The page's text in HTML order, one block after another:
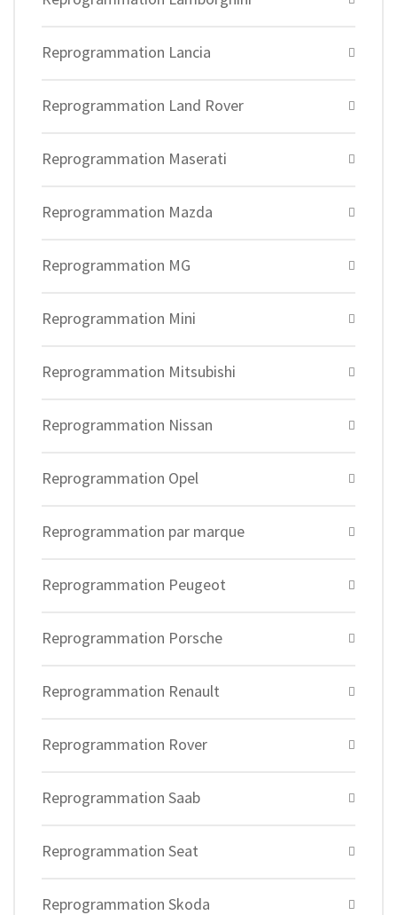
Reprogrammation Lancia
Reprogrammation Land Rover
Reprogrammation Maserati
Reprogrammation Mazda
Reprogrammation MG
Reprogrammation Mini
Reprogrammation Mitsubishi
Reprogrammation Nissan
Reprogrammation Opel
Reprogrammation par marque
Reprogrammation Peugeot
Reprogrammation Porsche
Reprogrammation Renault
Reprogrammation Rover
Reprogrammation Saab
Reprogrammation Seat
Reprogrammation Skoda